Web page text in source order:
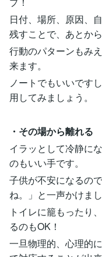
日付、場所、原因、
残すことで、あとか
行動のパターンもみ
来ます。
ノートでもいいです
用してみましょう。
・その場から離れる
イラッとして冷静に
のもいい手です。
子供が不安になるの
ね。」と一声かけまし
トイレに籠もったり
るのもOK！
一旦物理的、心理的